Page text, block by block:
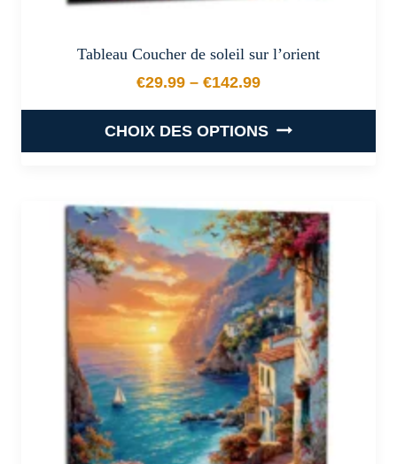
Tableau Coucher de soleil sur l’orient
€29.99 – €142.99
Plage de prix : €29.99 à
CHOIX DES OPTIONS
a
plusieurs
variations.
Les
options
peuvent
être
choisies
sur
la
page